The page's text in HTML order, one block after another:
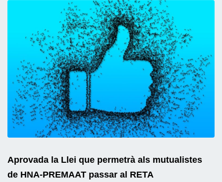
Aprovada la Llei que permetrà als mutualistes
de HNA-PREMAAT passar al RETA